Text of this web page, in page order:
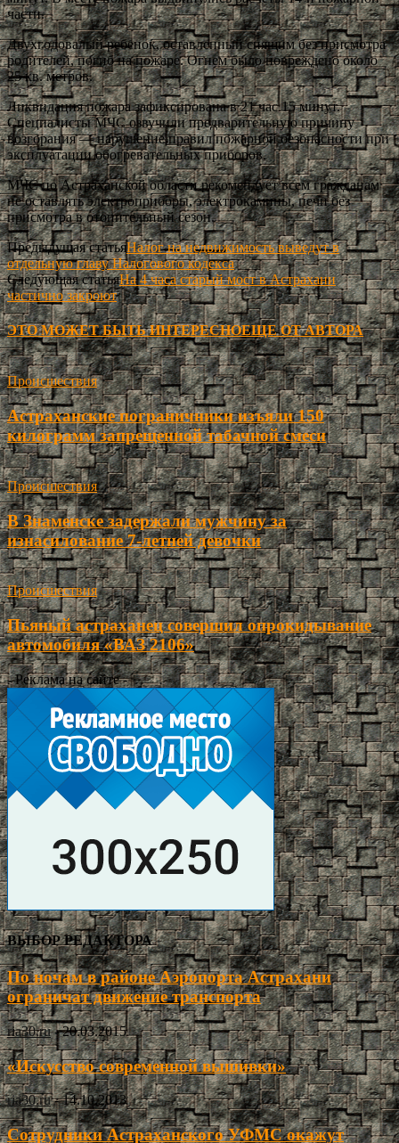
части.
Двухгодовалый ребенок, оставленный спящим без присмотра
родителей, погиб на пожаре. Огнем было повреждено около
25 кв. метров.
Ликвидация пожара зафиксирована в 21 час 15 минут.
Специалисты МЧС озвучили предварительную причину
возгорания — нарушение правил пожарной безопасности при
эксплуатации обогревательных приборов.
МЧС по Астраханской области рекомендует всем гражданам
не оставлять электроприборы, электрокамины, печи без
присмотра в отопительный сезон.
Предыдущая статьяНалог на недвижимость выведут в
отдельную главу Налогового кодекса
Следующая статьяНа 4 часа старый мост в Астрахани
частично закроют
ЭТО МОЖЕТ БЫТЬ ИНТЕРЕСНОЕЩЕ ОТ АВТОРА
Происшествия
Астраханские пограничники изъяли 150
килограмм запрещенной табачной смеси
Происшествия
В Знаменске задержали мужчину за
изнасилование 7-летней девочки
Происшествия
Пьяный астраханец совершил опрокидывание
автомобиля «ВАЗ 2106»
- Реклама на сайте -
ВЫБОР РЕДАКТОРА
По ночам в районе Аэропорта Астрахани
ограничат движение транспорта
ria30.ru - 20.03.2015
«Искусство современной вышивки»
ria30.ru - 14.10.2013
Сотрудники Астраханского УФМС окажут